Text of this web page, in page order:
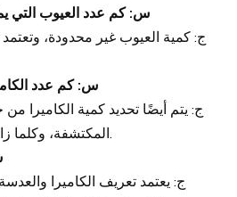
س: كم عدد العيوب التي
ج: كمية العيوب غير محدودة،
س: كم عدد
ج: يتم أيضًا تحديد كمية الكاميرا
المكتشفة، وكلما زاد عدد الأنواع، زادت الكمية.
ج: يعتمد تعريف الكاميرا